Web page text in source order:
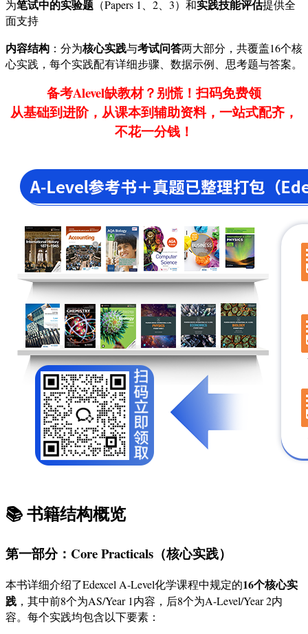
为笔试中的实验题 （Papers 1、2、3）和实践技能评估提供全
面支持
内容结构 ：分为核心实践与考试问答两大部分，共覆盖16个核
心实践，每个实践配有详细步骤、数据示例、思考题与答案。
备考Alevel缺教材？别慌！扫码免费领
从基础到进阶，从课本到辅助资料，一站式配齐，
不花一分钱！
📚 书籍结构概览
第一部分：Core Practicals（核心实践）
本书详细介绍了Edexcel A-Level化学课程中规定的16个核心实
践 ，其中前8个为AS/Year 1内容，后8个为A-Level/Year 2内
容。每个实践均包含以下要素：